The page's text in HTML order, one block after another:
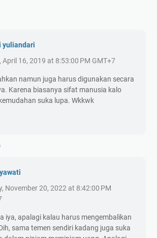
yuliandari
April 16, 2019 at 8:53:00 PM GMT+7
namun juga harus digunakan secara
Karena biasanya sifat manusia kalo
suka lupa. Wkkwk
November 20, 2022 at 8:42:00 PM
iya, apalagi kalau harus mengembalikan
sama temen sendiri kadang juga suka